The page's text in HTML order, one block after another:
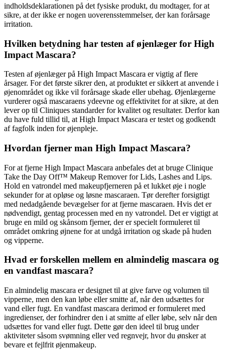
indholdsdeklarationen på det fysiske produkt, du modtager, for at
sikre, at der ikke er nogen uoverensstemmelser, der kan forårsage
irritation.
Hvilken betydning har testen af øjenlæger for High
Impact Mascara?
Testen af øjenlæger på High Impact Mascara er vigtig af flere
årsager. For det første sikrer den, at produktet er sikkert at anvende i
øjenområdet og ikke vil forårsage skade eller ubehag. Øjenlægerne
vurderer også mascaraens ydeevne og effektivitet for at sikre, at den
lever op til Cliniques standarder for kvalitet og resultater. Derfor kan
du have fuld tillid til, at High Impact Mascara er testet og godkendt
af fagfolk inden for øjenpleje.
Hvordan fjerner man High Impact Mascara?
For at fjerne High Impact Mascara anbefales det at bruge Clinique
Take the Day Off™ Makeup Remover for Lids, Lashes and Lips.
Hold en vatrondel med makeupfjerneren på et lukket øje i nogle
sekunder for at opløse og løsne mascaraen. Tør derefter forsigtigt
med nedadgående bevægelser for at fjerne mascaraen. Hvis det er
nødvendigt, gentag processen med en ny vatrondel. Det er vigtigt at
bruge en mild og skånsom fjerner, der er specielt formuleret til
området omkring øjnene for at undgå irritation og skade på huden
og vipperne.
Hvad er forskellen mellem en almindelig mascara og
en vandfast mascara?
En almindelig mascara er designet til at give farve og volumen til
vipperne, men den kan løbe eller smitte af, når den udsættes for
vand eller fugt. En vandfast mascara derimod er formuleret med
ingredienser, der forhindrer den i at smitte af eller løbe, selv når den
udsættes for vand eller fugt. Dette gør den ideel til brug under
aktiviteter såsom svømning eller ved regnvejr, hvor du ønsker at
bevare et fejlfrit øjenmakeup.